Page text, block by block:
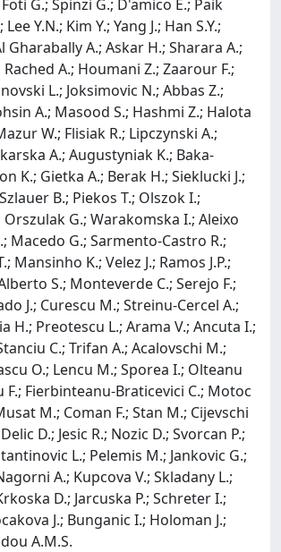
G.; Spinzi G.; D'amico E.; Paik
Lee Y.N.; Kim Y.; Yang J.; Han S.Y.;
Gharabally A.; Askar H.; Sharara A.;
Rached A.; Houmani Z.; Zaarour F.;
L.; Joksimovic N.; Abbas Z.;
A.; Masood S.; Hashmi Z.; Halota
W.; Flisiak R.; Lipczynski A.;
A.; Augustyniak K.; Baka-
K.; Gietka A.; Berak H.; Sieklucki J.;
B.; Piekos T.; Olszok I.;
Orszulak G.; Warakomska I.; Aleixo
Macedo G.; Sarmento-Castro R.;
Mansinho K.; Velez J.; Ramos J.P.;
S.; Monteverde C.; Serejo F.;
J.; Curescu M.; Streinu-Cercel A.;
H.; Preotescu L.; Arama V.; Ancuta I.;
C.; Trifan A.; Acalovschi M.;
O.; Lencu M.; Sporea I.; Olteanu
F.; Fierbinteanu-Braticevici C.; Motoc
M.; Coman F.; Stan M.; Cijevschi
D.; Jesic R.; Nozic D.; Svorcan P.;
L.; Pelemis M.; Jankovic G.;
A.; Kupcova V.; Skladany L.;
D.; Jarcuska P.; Schreter I.;
J.; Bunganic I.; Holoman J.;
A.M.S.